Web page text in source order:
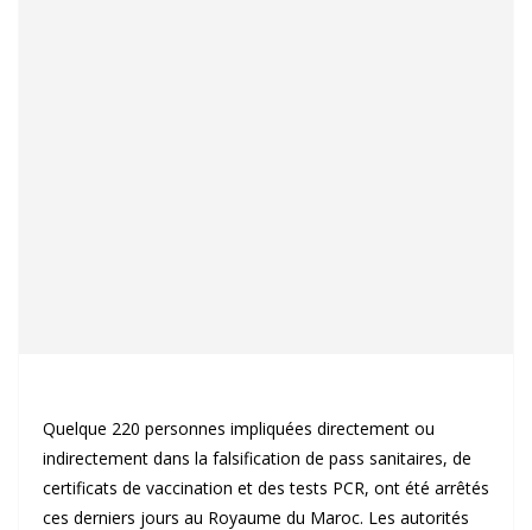
Quelque 220 personnes impliquées directement ou
indirectement dans la falsification de pass sanitaires, de
certificats de vaccination et des tests PCR, ont été arrêtés
ces derniers jours au Royaume du Maroc. Les autorités